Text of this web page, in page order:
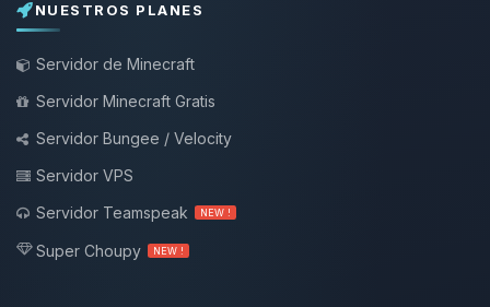
NUESTROS PLANES
Servidor de Minecraft
Servidor Minecraft Gratis
Servidor Bungee / Velocity
Servidor VPS
Servidor Teamspeak
NEW !
Super Choupy NEW !